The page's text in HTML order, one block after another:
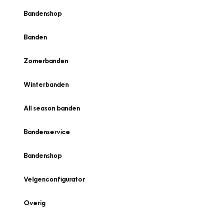
Bandenshop
Banden
Zomerbanden
Winterbanden
All season banden
Bandenservice
Bandenshop
Velgenconfigurator
Overig